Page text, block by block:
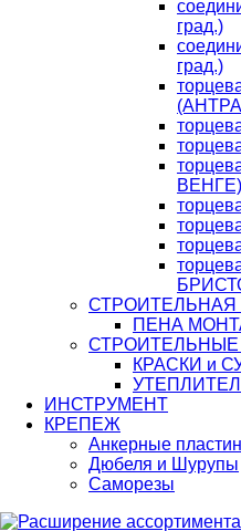
град.)
град.)
ВЕНГЕ)
СТРОИТЕЛЬНАЯ
ПЕНА
КРАСКИ и
ИНСТРУМЕНТ
КРЕПЕЖ
Анкерные
Дюбеля и Шурупы
Саморезы